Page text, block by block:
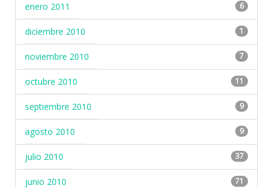
enero 2011 6
diciembre 2010 1
noviembre 2010 7
octubre 2010 11
septiembre 2010 9
agosto 2010 9
julio 2010 37
junio 2010 71